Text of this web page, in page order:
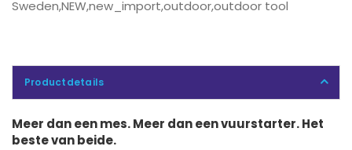
Sweden,NEW,new_import,outdoor,outdoor tool
Productdetails
Meer dan een mes. Meer dan een vuurstarter. Het
beste van beide.